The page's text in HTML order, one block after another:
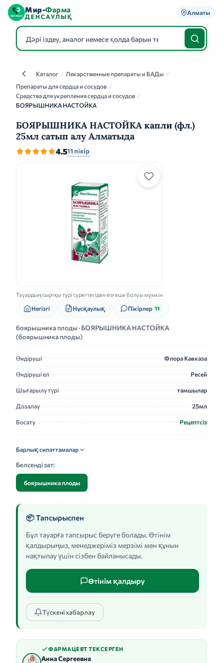
Мир-Фарма
ДЕНСАУЛЫҚ
Алматы
КаталогКаталог / Лекарственные препараты и БАДы /
Препараты для сердца и сосудов /
Средства для укрепления сердца и сосудов /
БОЯРЫШНИКА НАСТОЙКА
БОЯРЫШНИКА НАСТОЙКА капли (фл.)
25мл сатып алу Алматыда
4.511 пікір
Тауардың сыртқы түрі суреттегіден өзгеше болуы мүмкін
Негізгі Нұсқаулық Пікірлер 11
боярышника плоды · БОЯРЫШНИКА НАСТОЙКА
(боярышника плоды)
Өндіруші Флора Кавказа
Өндіруші ел Ресей
Шығарылу түрі тамшылар
Дозалау 25мл
Босату Рецептсіз
Барлық сипаттамалар
Белсенді зат:
боярышника плоды
📦 Тапсырыспен
Бұл тауарға тапсырыс беруге болады. Өтінім
қалдырыңыз, менеджеріміз мерзімі мен құнын
нақтылау үшін сізбен байланысады.
Өтінім қалдыру
Түскені хабарлау
ФАРМАЦЕВТ ТЕКСЕРГЕН
Анна Сергеевна